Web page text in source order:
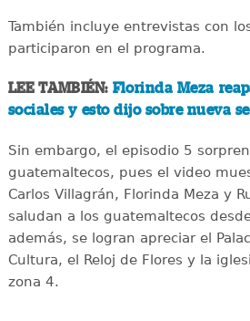
También incluye entrevistas con
participaron en el programa.
LEE TAMBIÉN: Florinda Meza
sociales y esto dijo sobre nueva
Sin embargo, el episodio 5
guatemaltecos, pues el video
Carlos Villagrán, Florinda Meza y
saludan a los guatemaltecos
además, se logran apreciar el
Cultura, el Reloj de Flores y la
zona 4.